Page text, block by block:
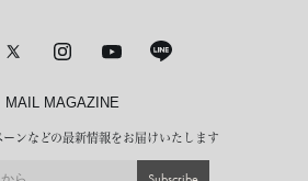
MAIL MAGAZINE
ンなどの最新情報をお届けいたします